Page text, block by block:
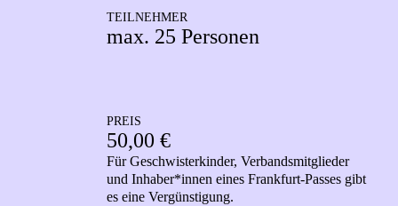
TEILNEHMER
max. 25 Personen
PREIS
50,00 €
Für Geschwisterkinder, Verbandsmitglieder
und Inhaber*innen eines Frankfurt-Passes gibt
es eine Vergünstigung.